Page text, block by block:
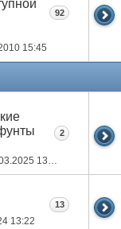
37 38 39 40
47 48
77 78
15:45
92
13:33
2
13:22
13